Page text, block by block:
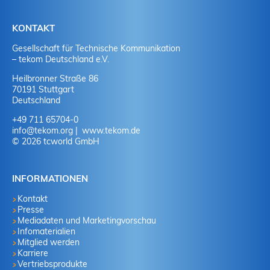
KONTAKT
Gesellschaft für Technische Kommunikation
– tekom Deutschland e.V.
Heilbronner Straße 86
70191 Stuttgart
Deutschland
+49 711 65704-0
info@tekom.org
www.tekom.de
© 2026 tcworld GmbH
INFORMATIONEN
Kontakt
Presse
Mediadaten und Marketingvorschau
Infomaterialien
Mitglied werden
Karriere
Vertriebsprodukte